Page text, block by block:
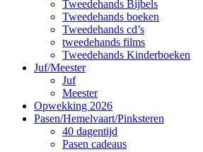
Tweedehands Bijbels
Tweedehands boeken
Tweedehands cd’s
tweedehands films
Tweedehands Kinderboeken
Juf/Meester
Juf
Meester
Opwekking 2026
Pasen/Hemelvaart/Pinksteren
40 dagentijd
Pasen cadeaus